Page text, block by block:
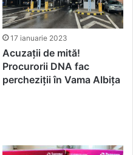
17 ianuarie 2023
Acuzații de mită!
Procurorii DNA fac
percheziții în Vama Albița